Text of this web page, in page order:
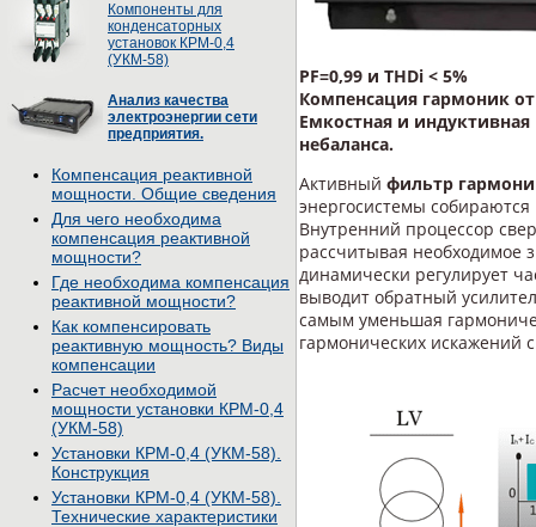
Компоненты для
конденсаторных
установок КРМ-0,4
(УКМ-58)
Анализ качества
электроэнергии сети
предприятия.
Компенсация реактивной
мощности. Общие сведения
Для чего необходима
компенсация реактивной
мощности?
Где необходима компенсация
реактивной мощности?
Как компенсировать
реактивную мощность? Виды
компенсации
Расчет необходимой
мощности установки КРМ-0,4
(УКМ-58)
Установки КРМ-0,4 (УКМ-58).
Конструкция
Установки КРМ-0,4 (УКМ-58).
Технические характеристики
PF=0,99 и THDi < 5%
Компенсация гармоник
Емкостная и
небаланса.
Активный фильтр
энергосистемы
Внутренний процессор
рассчитывая необходимое
динамически регулирует
выводит обратный
самым уменьшая
гармонических искажений